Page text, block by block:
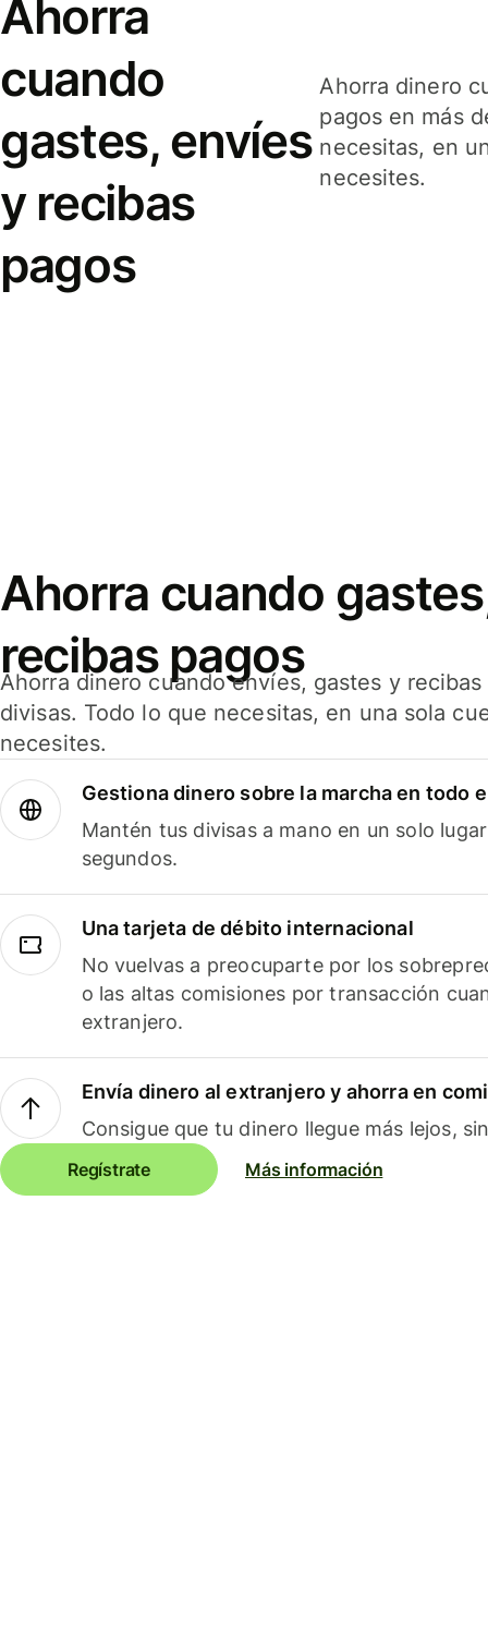
Ahorra
cuando
gastes, envíes
y recibas
pagos
Ahorra dinero
pagos en más
necesitas, en
necesites.
Ahorra cuando
recibas pagos
Ahorra dinero cuando envíes, gastes y
divisas. Todo lo que necesitas, en una sola
necesites.
Gestiona dinero sobre la marcha en todo
Mantén tus divisas a mano en un solo
segundos.
Una tarjeta de débito internacional
No vuelvas a preocuparte por los
o las altas comisiones por transacción
extranjero.
Envía dinero al extranjero y ahorra en
Consigue que tu dinero llegue más lejos,
Regístrate Más información